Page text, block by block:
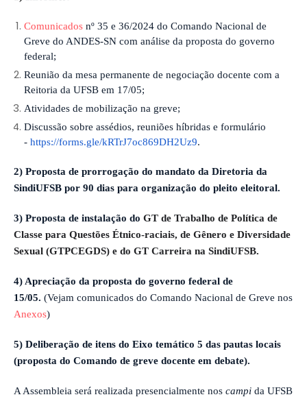
Comunicados nº 35 e 36/2024 do Comando Nacional de
Greve do ANDES-SN com análise da proposta do governo
federal;
Reunião da mesa permanente de negociação docente com a
Reitoria da UFSB em 17/05;
Atividades de mobilização na greve;
Discussão sobre assédios, reuniões híbridas e formulário
- https://forms.gle/kRTrJ7oc869DH2Uz9.
2) Proposta de prorrogação do mandato da Diretoria da
SindiUFSB por 90 dias para organização do pleito eleitoral.
3) Proposta de instalação do GT de Trabalho de Política de
Classe para Questões Étnico-raciais, de Gênero e Diversidade
Sexual (GTPCEGDS) e do GT Carreira na SindiUFSB.
4) Apreciação da proposta do governo federal de
15/05. (Vejam comunicados do Comando Nacional de Greve nos
Anexos)
5) Deliberação de itens do Eixo temático 5 das pautas locais
(proposta do Comando de greve docente em debate).
A Assembleia será realizada presencialmente nos campi da UFSB